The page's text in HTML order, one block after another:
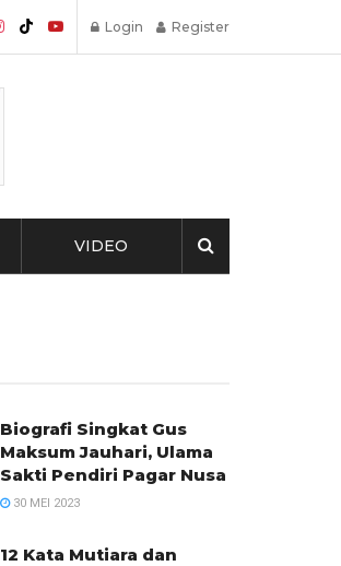
Login Register
VIDEO
Biografi Singkat Gus
Maksum Jauhari, Ulama
Sakti Pendiri Pagar Nusa
30 MEI 2023
12 Kata Mutiara dan